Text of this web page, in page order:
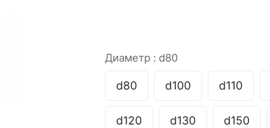
Диаметр : d80
d80 d100 d110
d120 d130 d150